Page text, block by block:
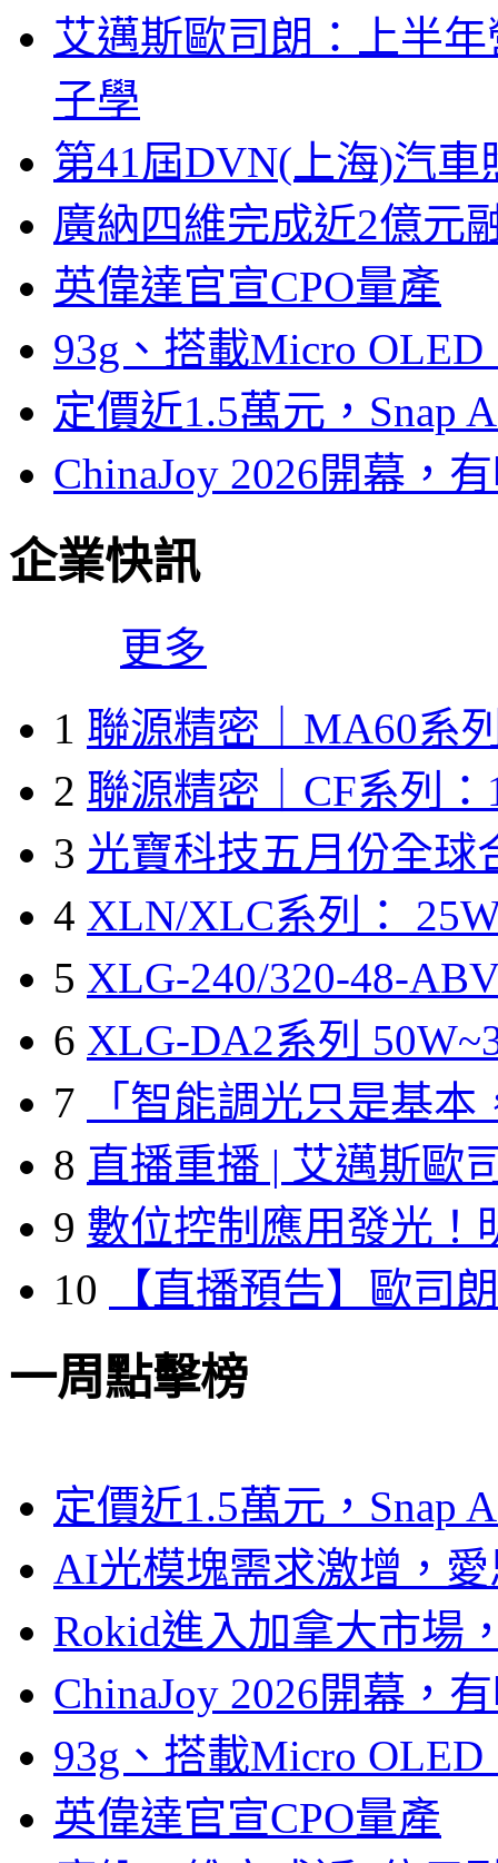
艾邁斯歐司朗：上半
子學
第41屆DVN(上海)汽
廣納四維完成近2億元
英偉達官宣CPO量產
93g、搭載Micro
定價近1.5萬元，Snap
ChinaJoy 2026開幕，
企業快訊
更多
1 聯源精密｜MA60系
2 聯源精密｜CF系列：
3 光寶科技五月份全球
4 XLN/XLC系列：
5 XLG-240/320-48-
6 XLG-DA2系列
7
「智能調光只是基本
8 直播重播 | 艾邁斯歐
9 數位控制應用發光！
10
【直播預告】歐司
一周點擊榜
定價近1.5萬元，Snap
AI光模塊需求激增，
Rokid進入加拿大市場
ChinaJoy 2026開幕，
93g、搭載Micro
英偉達官宣CPO量產